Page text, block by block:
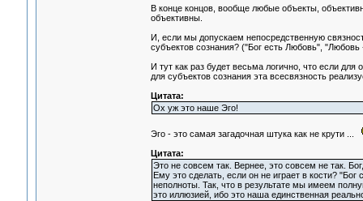
В конце концов, вообще любые объекты,
объективны.
И, если мы допускаем непосредственную
субъектов сознания? ("Бог есть Любовь", "Любовь
И тут как раз будет весьма логично, что если для
для субъектов сознания эта всесвязность
Цитата:
Ох уж это наше Эго!
Эго - это самая загадочная штука как не крути ...
Цитата:
Это не совсем так. Вернее, это совсем не так.
Ему это сделать, если он не играет в кости?
неполноты. Так, что в результате мы имеем
это иллюзией, ибо это наша единственная